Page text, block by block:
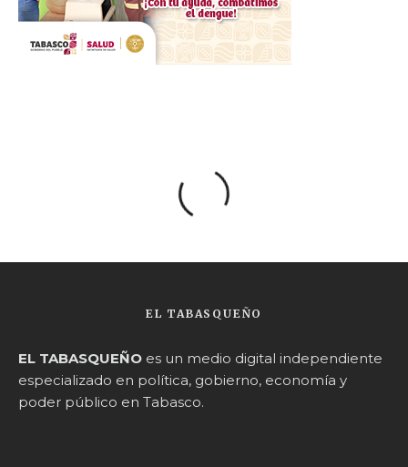
EL TABASQUEÑO
EL TABASQUEÑO es un medio digital independiente
especializado en política, gobierno, economía y
poder público en Tabasco.